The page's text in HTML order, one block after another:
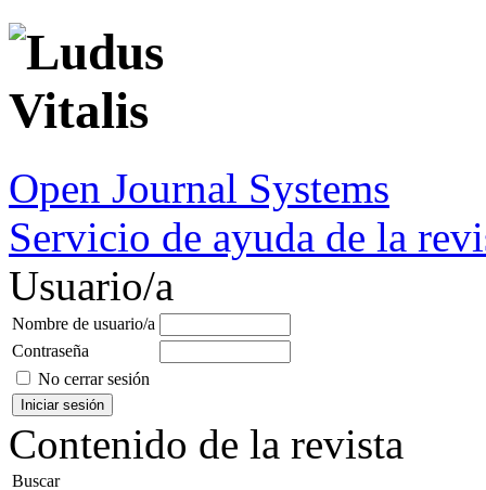
Open Journal Systems
Servicio de ayuda de la
Usuario/a
Nombre de usuario/a
Contraseña
No cerrar sesión
Contenido de la revista
Buscar